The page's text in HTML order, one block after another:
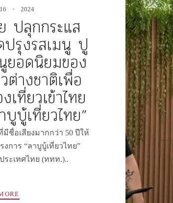
16 2024
ปลุกกระแส
รุงรสเมนู ปู
ยอดนิยมของ
ต่างชาติเพื่อ
ที่ยวเข้าไทย
บูบู้เที่ยวไทย”
ชื่อเสียงมากกว่า 50 ปีให้
การ “ลาบูบู้เที่ยวไทย”
ระเทศไทย (ททท.)..